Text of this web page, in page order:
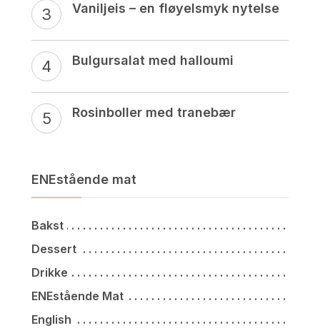
Vaniljeis – en fløyelsmyk nytelse
Bulgursalat med halloumi
Rosinboller med tranebær
ENEstående mat
Bakst
Dessert
Drikke
ENEstående Mat
English